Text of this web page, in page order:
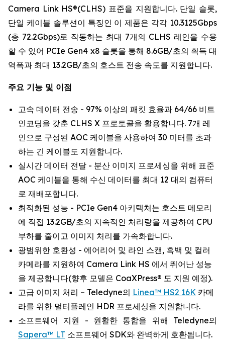
Camera Link HS®(CLHS) 표준을 지원합니다. 단일 슬롯,
단일 케이블 솔루션이 특징인 이 제품은 각각 10.3125Gbps
(총 72.2Gbps)로 작동하는 최대 7개의 CLHS 레인을 수용
할 수 있어 PCIe Gen4 x8 슬롯을 통해 8.6GB/초의 획득 대
역폭과 최대 13.2GB/초의 호스트 전송 속도를 지원합니다.
주요 기능 및 이점
고속 데이터 전송 - 97% 이상의 패킷 효율과 64/66 비트
인코딩을 갖춘 CLHS X 프로토콜을 활용합니다. 7개 레
인으로 구성된 AOC 케이블을 사용하여 30 미터를 초과
하는 긴 케이블도 지원합니다.
실시간 데이터 전달 - 분산 이미지 프로세싱을 위해 표준
AOC 케이블을 통해 수신 데이터를 최대 12 대의 컴퓨터
로 재배포합니다.
최적화된 성능 - PCIe Gen4 아키텍처는 호스트 메모리
에 직접 13.2GB/초의 지속적인 처리량을 제공하여 CPU
부하를 줄이고 이미지 처리를 가속화합니다.
광범위한 호환성 - 에어리어 및 라인 스캔, 흑백 및 컬러
카메라를 지원하여 Camera Link HS 에서 뛰어난 성능
을 제공합니다(향후 모델은 CoaXPress® 도 지원 예정).
고급 이미지 처리 – Teledyne의 Linea™ HS2 16K 카메
라를 위한 멀티플레인 HDR 프로세싱을 지원합니다.
소프트웨어 지원 - 원활한 통합을 위해 Teledyne의
Sapera™ LT 소프트웨어 SDK와 완벽하게 호환됩니다.